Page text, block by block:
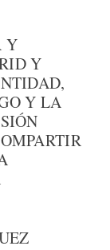
Y
Y
Y LA